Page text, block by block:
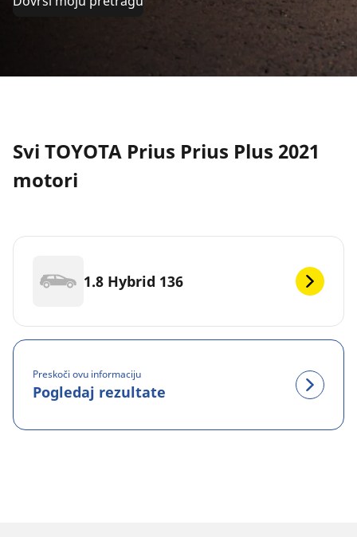
Svi TOYOTA Prius Prius Plus 2021
motori
1.8 Hybrid 136
Preskoči ovu informaciju
Pogledaj rezultate